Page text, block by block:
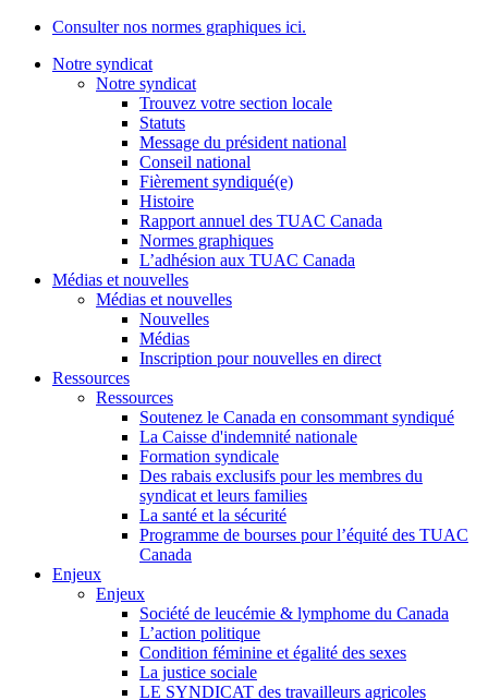
Consulter nos normes graphiques ici.
Notre syndicat
Notre syndicat
Trouvez votre section locale
Statuts
Message du président national
Conseil national
Fièrement syndiqué(e)
Histoire
Rapport annuel des TUAC Canada
Normes graphiques
L’adhésion aux TUAC Canada
Médias et nouvelles
Médias et nouvelles
Nouvelles
Médias
Inscription pour nouvelles en direct
Ressources
Ressources
Soutenez le Canada en consommant syndiqué
La Caisse d'indemnité nationale
Formation syndicale
Des rabais exclusifs pour les membres du
syndicat et leurs families
La santé et la sécurité
Programme de bourses pour l’équité des TUAC
Canada
Enjeux
Enjeux
Société de leucémie & lymphome du Canada
L’action politique
Condition féminine et égalité des sexes
La justice sociale
LE SYNDICAT des travailleurs agricoles